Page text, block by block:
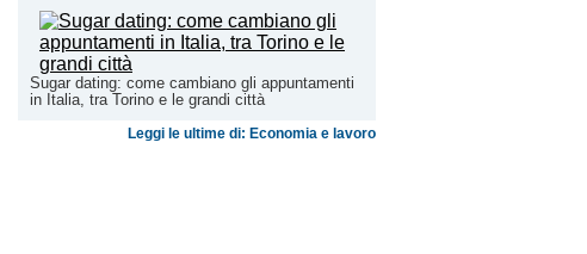
Sugar dating: come cambiano gli appuntamenti
in Italia, tra Torino e le grandi città
Leggi le ultime di: Economia e lavoro